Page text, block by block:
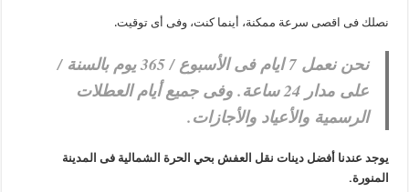
نصلك فى اقصى سرعة ممكنة، أينما كنت، وفى أى توقيت.
نحن نعمل 7 ايام فى الأسبوع / 365 يوم بالسنة /
على مدار 24 ساعة. وفى جميع أيام العطلات
الرسمية والأعياد والأجازات.
يوجد عندنا أفضل دينات نقل العفش بحي الحرة الشمالية فى المدينة
المنورة.